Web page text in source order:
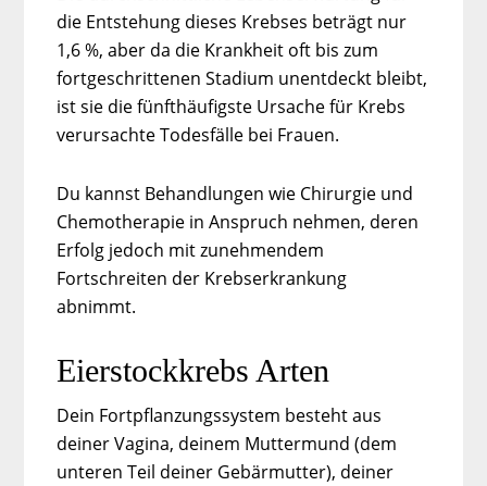
die Entstehung dieses Krebses beträgt nur
1,6 %, aber da die Krankheit oft bis zum
fortgeschrittenen Stadium unentdeckt bleibt,
ist sie die fünfthäufigste Ursache für Krebs
verursachte Todesfälle bei Frauen.
Du kannst Behandlungen wie Chirurgie und
Chemotherapie in Anspruch nehmen, deren
Erfolg jedoch mit zunehmendem
Fortschreiten der Krebserkrankung
abnimmt.
Eierstockkrebs Arten
Dein Fortpflanzungssystem besteht aus
deiner Vagina, deinem Muttermund (dem
unteren Teil deiner Gebärmutter), deiner